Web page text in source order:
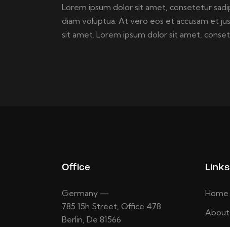
Lorem ipsum dolor sit amet, consetetur
diam voluptua. At vero eos et accusam et
sit amet. Lorem ipsum dolor sit amet,
Office
Germany —
785 15h Street, Office 478
Berlin, De 81566
Links
Home
About